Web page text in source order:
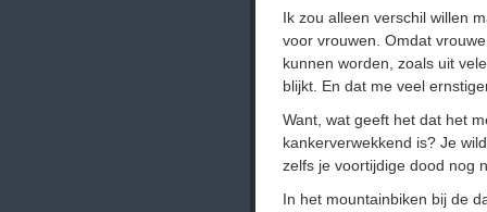
Ik zou alleen verschil willen
voor vrouwen. Omdat
kunnen worden, zoals uit
blijkt. En dat me veel
Want, wat geeft het dat het
kankerverwekkend is? Je
zelfs je voortijdige dood nog
In het mountainbiken bij de